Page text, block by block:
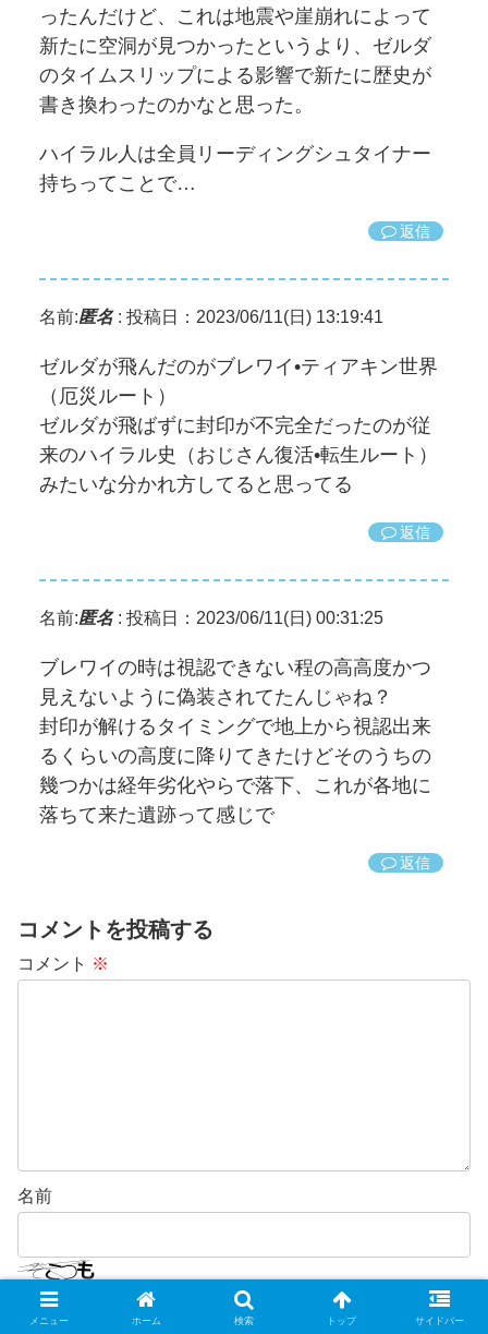
ったんだけど、これは地震や崖崩れによって
新たに空洞が見つかったというより、ゼルダ
のタイムスリップによる影響で新たに歴史が
書き換わったのかなと思った。
ハイラル人は全員リーディングシュタイナー
持ちってことで…
返信
名前:匿名: 投稿日：2023/06/11(日) 13:19:41
ゼルダが飛んだのがブレワイ•ティアキン世界
（厄災ルート）
ゼルダが飛ばずに封印が不完全だったのが従
来のハイラル史（おじさん復活•転生ルート）
みたいな分かれ方してると思ってる
返信
名前:匿名: 投稿日：2023/06/11(日) 00:31:25
ブレワイの時は視認できない程の高高度かつ
見えないように偽装されてたんじゃね？
封印が解けるタイミングで地上から視認出来
るくらいの高度に降りてきたけどそのうちの
幾つかは経年劣化やらで落下、これが各地に
落ちて来た遺跡って感じで
返信
コメントを投稿する
コメント ※
名前
上に表示された文字を入力してください。
メニュー ホーム 検索 トップ サイドバー